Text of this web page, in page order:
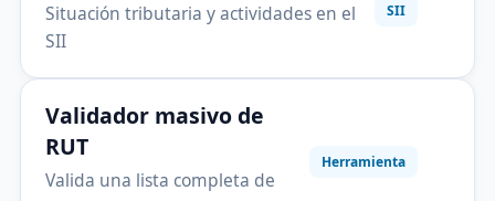
Situación tributaria y actividades en el
SII
SII
Validador masivo de
RUT
Valida una lista completa de
Herramienta